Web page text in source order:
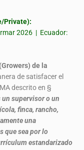
Private):
2026 | Ecuador:
de la
de satisfacer el
descrito en §
un supervisor o un
finca, rancho,
una
que sea por lo
estandarizado